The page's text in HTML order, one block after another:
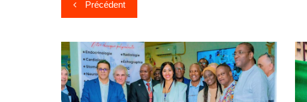
Précédent